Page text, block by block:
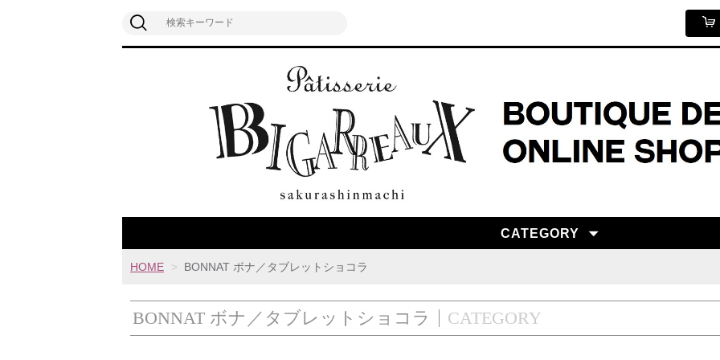
CATEGORY
HOME BONNAT ボナ／タブレットショコラ
CATEGORY
BONNAT ボナ／タブレットショコラ